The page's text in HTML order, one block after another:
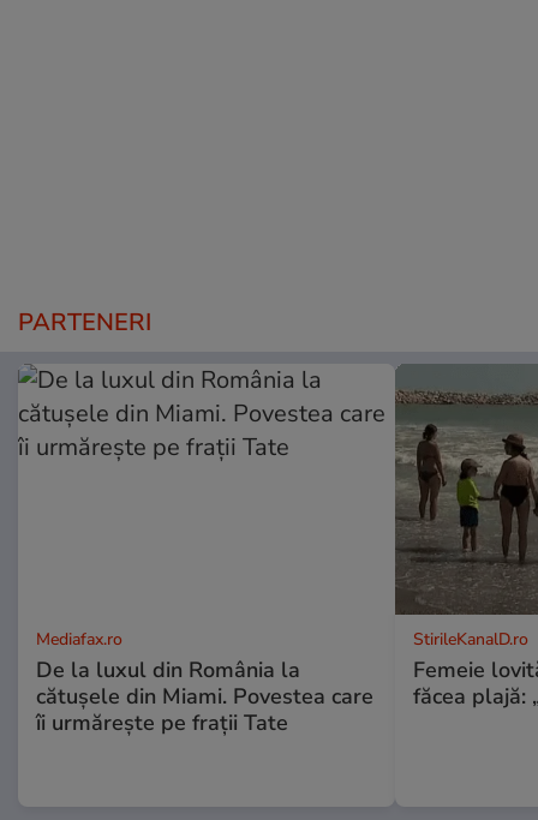
PARTENERI
Mediafax.ro
De la luxul din România la
cătușele din Miami. Povestea care
îi urmărește pe frații Tate
StirileKanalD.ro
Femeie
făcea plajă: